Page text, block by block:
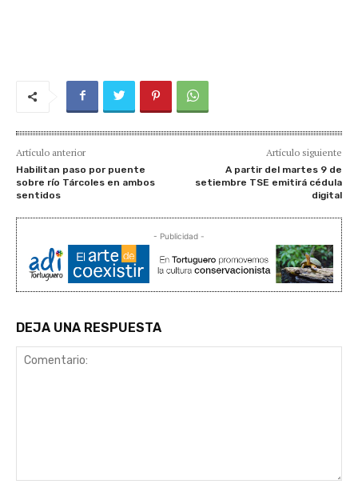
Artículo anterior
Habilitan paso por puente
sobre río Tárcoles en ambos
sentidos
Artículo siguiente
A partir del martes 9 de
setiembre TSE emitirá cédula
digital
- Publicidad -
DEJA UNA RESPUESTA